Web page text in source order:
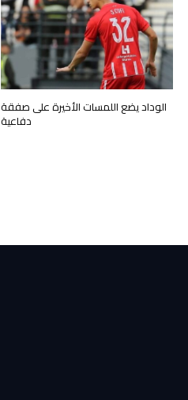
الوداد يضع اللمسات الأخيرة على صفقة
دفاعية